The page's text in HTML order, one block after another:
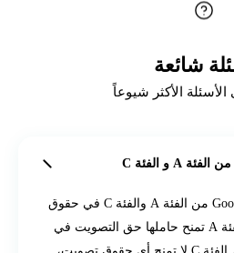
شائعة
الأكثر شيوعاً
تتمثل الفروق بين أسهم Google من الفئة A والفئة C في حقوق
التصويت، حيث أن أسهم الفئة A تمنح حاملها حق التصويت في
قرارات الشركة، بينما أسهم الفئة C لا تمنح أي حقوق تصويت،